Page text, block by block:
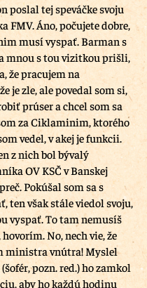
poslal tej speváčke svoju
Áno, počujete dobre,
musí vyspať. Barman s
mnou s tou vizitkou prišli,
že pracujem na
je zle, ale povedal som si,
prúser a chcel som sa
za Ciklaminim, ktorého
vedel, v akej je funkcii.
z nich bol bývalý
OV KSČ v Banskej
Pokúšal som sa s
však stále viedol svoju,
vyspať. To tam nemusíš
No, nech vie, že
ministra vnútra! Myslel
pozn. red.) ho zamkol
aby ho každú hodinu